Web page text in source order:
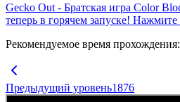
Gecko Out - Братская игра Color
теперь в горячем запуске! Нажмите
Рекомендуемое время прохождения:
Предыдущий уровень1876